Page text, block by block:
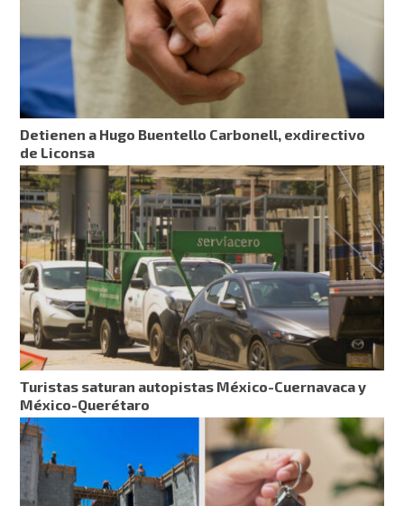
Detienen a Hugo Buentello Carbonell, exdirectivo
de Liconsa
Turistas saturan autopistas México-Cuernavaca y
México-Querétaro